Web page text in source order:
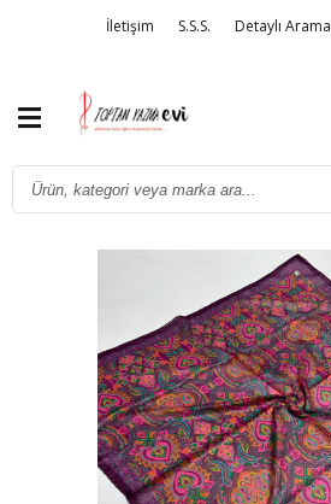
İletişim S.S.S. Detaylı Arama